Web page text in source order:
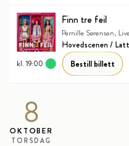
Finn tre feil
Pernille Sørensen,
Hovedscenen /
kl. 19:00 Bestill billett
8
OKTOBER
TORSDAG